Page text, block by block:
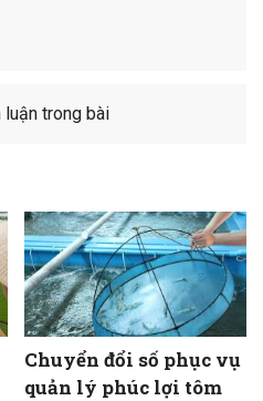
trong bài
Chuyển đổi số phục vụ
quản lý phúc lợi tôm